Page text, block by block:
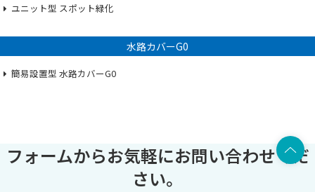
ユニット型 スポット緑化
水路カバーG0
簡易設置型 水路カバーG0
フォームからお気軽にお問い合わせくだ
さい。